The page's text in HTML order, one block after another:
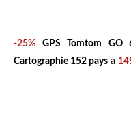
-25% GPSTomtom GO
Cartographie 152 pays à